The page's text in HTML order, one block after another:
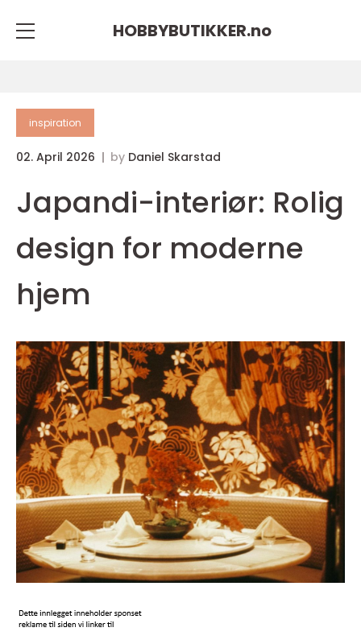
HOBBYBUTIKKER.no
inspiration
02. April 2026 by Daniel Skarstad
Japandi-interiør: Rolig
design for moderne
hjem